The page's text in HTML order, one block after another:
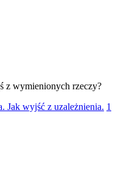
z wymienionych rzeczy?
Jak wyjść z uzależnienia. 1